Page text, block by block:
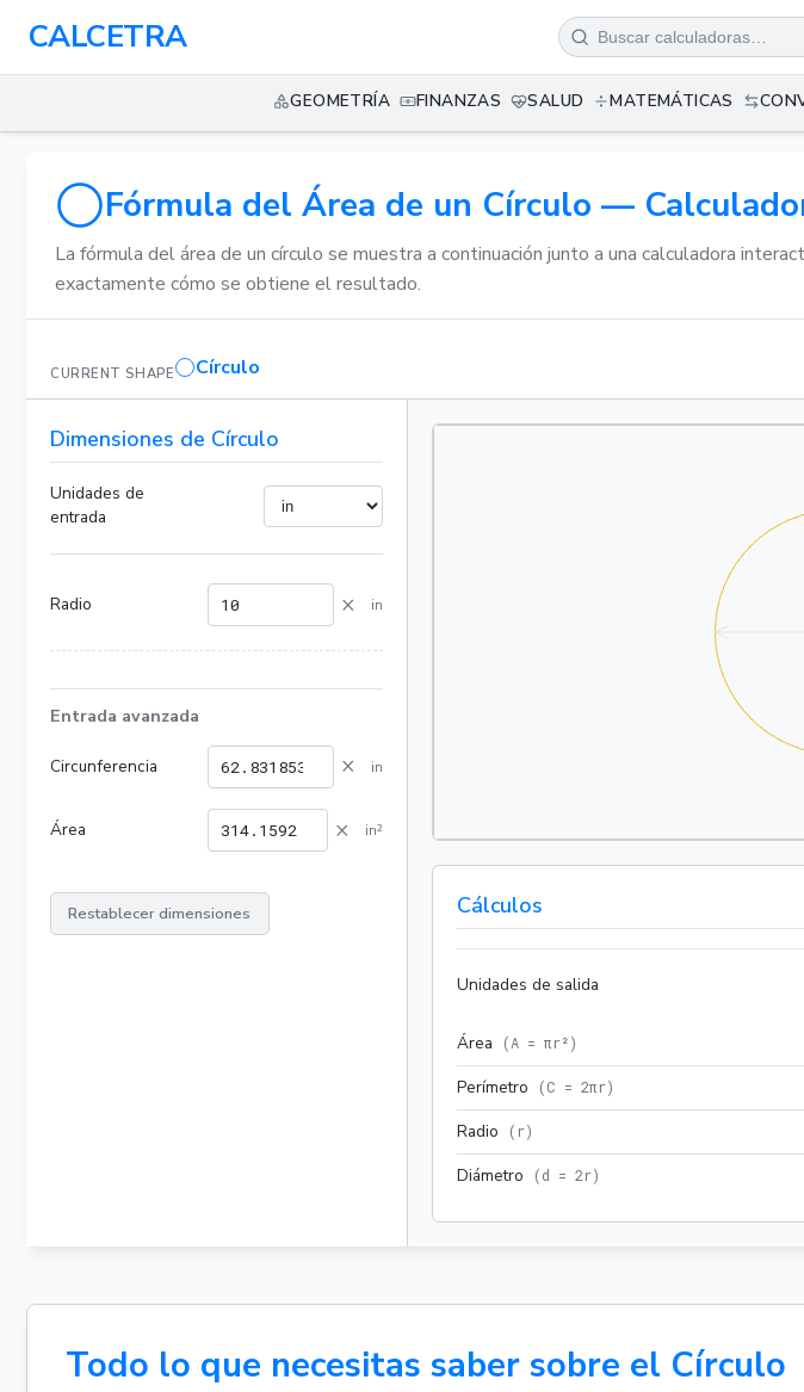
CALCETRA
GEOMETRÍA FINANZAS SALUD MATEMÁTICAS
Fórmula del Área de un Círculo —
La fórmula del área de un círculo se muestra a continuación junto a una calculadora
exactamente cómo se obtiene el resultado.
CURRENT SHAPE Círculo
Dimensiones de Círculo
Unidades de
entrada
Radio × in
Entrada avanzada
Circunferencia × in
Área × in²
Restablecer dimensiones Cálculos
Unidades de salida
Área (A = πr²)
Perímetro (C = 2πr)
Radio ( r)
Diámetro (d = 2r)
Todo lo que necesitas saber sobre el Círculo